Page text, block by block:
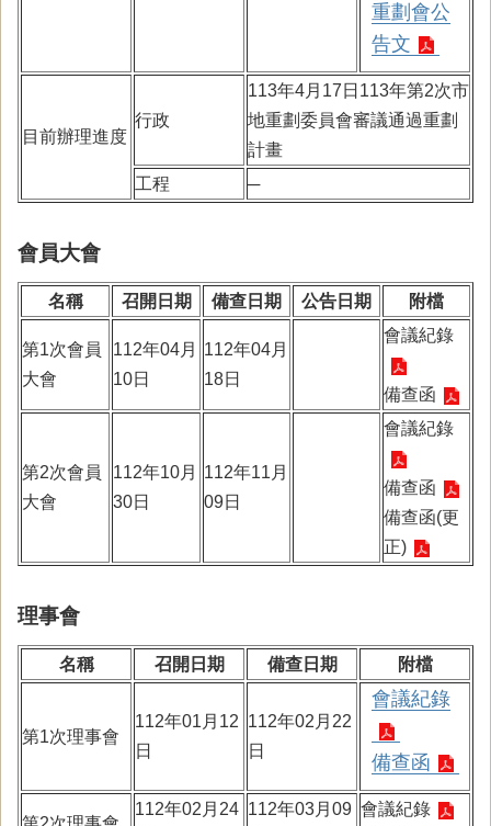
重劃會公
告文
目前辦理進度
行政
113年4月17日113年第2次市
地重劃委員會審議通過重劃
計畫
工程
─
會員大會
名稱 召開日期 備查日期 公告日期 附檔
第1次會員
大會
112年04月
10日
112年04月
18日
會議紀錄
備查函
第2次會員
大會
112年10月
30日
112年11月
09日
會議紀錄
備查函
備查函(更
正)
理事會
名稱 召開日期 備查日期 附檔
第1次理事會
112年01月12
日
112年02月22
日
會議紀錄
備查函
112年02月24 112年03月09 會議紀錄